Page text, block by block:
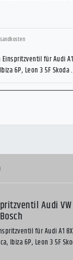
für Audi A1
6P, Leon 3 5F Skoda
Audi VW
für Audi A1
Ibiza 6P, Leon 3 5F